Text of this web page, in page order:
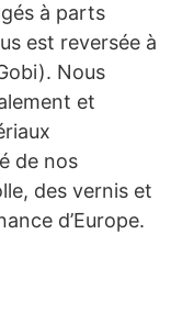
à parts
est reversée à
Nous
et
de nos
des vernis et
d’Europe.